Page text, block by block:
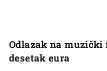
Odlazak na
desetak eura